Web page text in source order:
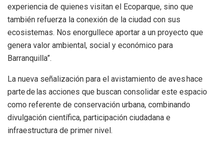
experiencia de quienes visitan el Ecoparque, sino que
también refuerza la conexión de la ciudad con sus
ecosistemas. Nos enorgullece aportar a un proyecto que
genera valor ambiental, social y económico para
Barranquilla”.
La nueva señalización para el avistamiento de aves hace
parte de las acciones que buscan consolidar este espacio
como referente de conservación urbana, combinando
divulgación científica, participación ciudadana e
infraestructura de primer nivel.